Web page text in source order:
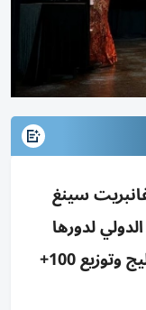
سينغ
لدورها
بتوسيع السينما العالمية في الخليج وتوزيع 100+